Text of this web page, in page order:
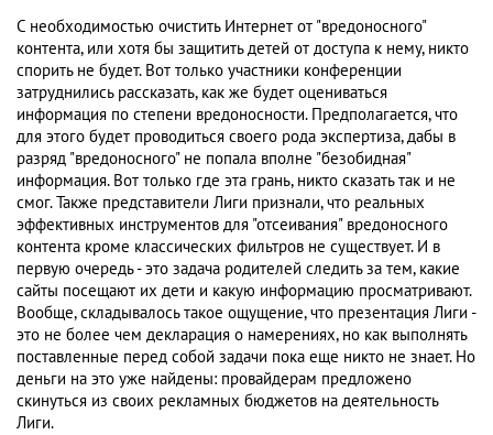
С необходимостью очистить Интернет от "вредоносного"
контента, или хотя бы защитить детей от доступа к нему, никто
спорить не будет. Вот только участники конференции
затруднились рассказать, как же будет оцениваться
информация по степени вредоносности. Предполагается, что
для этого будет проводиться своего рода экспертиза, дабы в
разряд "вредоносного" не попала вполне "безобидная"
информация. Вот только где эта грань, никто сказать так и не
смог. Также представители Лиги признали, что реальных
эффективных инструментов для "отсеивания" вредоносного
контента кроме классических фильтров не существует. И в
первую очередь - это задача родителей следить за тем, какие
сайты посещают их дети и какую информацию просматривают.
Вообще, складывалось такое ощущение, что презентация Лиги -
это не более чем декларация о намерениях, но как выполнять
поставленные перед собой задачи пока еще никто не знает. Но
деньги на это уже найдены: провайдерам предложено
скинуться из своих рекламных бюджетов на деятельность
Лиги.